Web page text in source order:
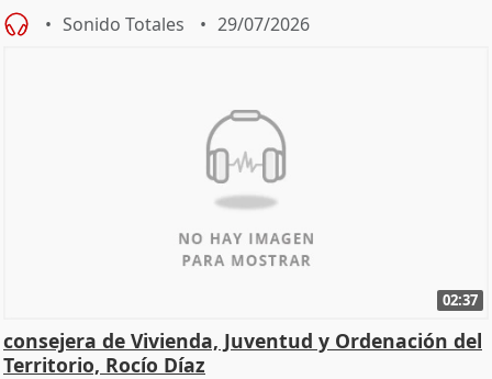
Sonido Totales 29/07/2026
02:37
consejera de Vivienda, Juventud y Ordenación del
Territorio, Rocío Díaz